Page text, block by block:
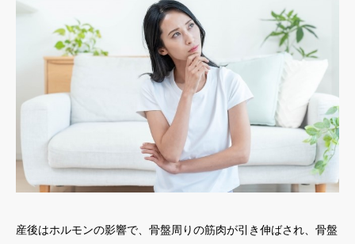
産後はホルモンの影響で、骨盤周りの筋肉が引き伸ばされ、骨盤